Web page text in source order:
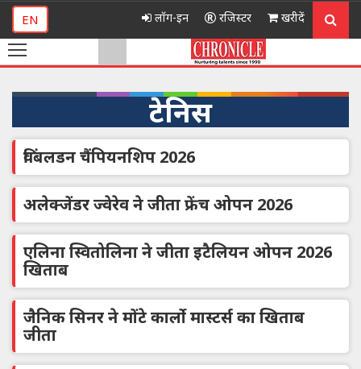
EN लॉग-इन रजिस्टर खरीदें
टेनिस
विंबलडन चैंपियनशिप 2026
अलेक्जेंडर ज्वेरेव ने जीता फ्रेंच ओपन 2026
एलिना स्वितोलिना ने जीता इटैलियन ओपन 2026
खिताब
जैनिक सिनर ने मोंटे कार्लो मास्टर्स का खिताब
जीता